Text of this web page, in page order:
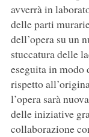
avverrà in
delle parti
dell’opera su un
stuccatura delle
eseguita in modo
rispetto
l’opera sarà
delle iniziative
collaborazione